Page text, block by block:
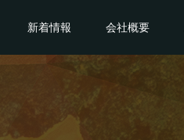
新着情報 会社概要